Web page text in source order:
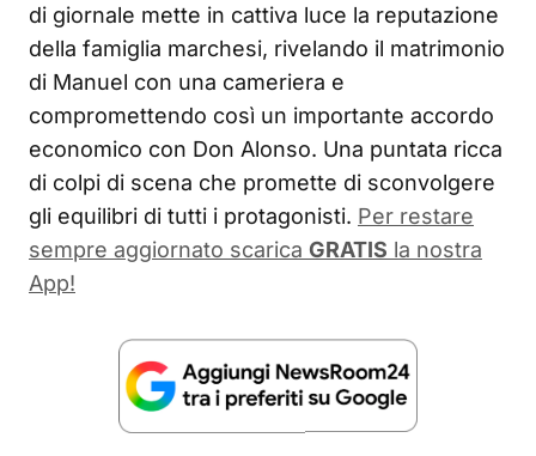
di giornale mette in cattiva luce la reputazione
della famiglia marchesi, rivelando il matrimonio
di Manuel con una cameriera e
compromettendo così un importante accordo
economico con Don Alonso. Una puntata ricca
di colpi di scena che promette di sconvolgere
gli equilibri di tutti i protagonisti. Per restare
sempre aggiornato scarica GRATIS la nostra
App!